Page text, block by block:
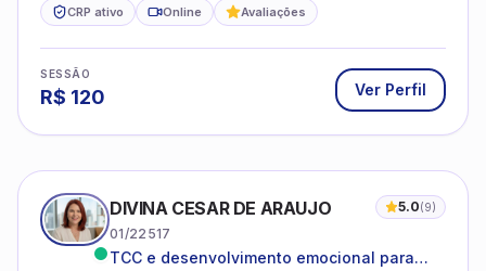
CRP ativo Online Avaliações
SESSÃO
R$ 120 Ver Perfil
DIVINA CESAR DE ARAUJO 5.0(9)
01/22517
TCC e desenvolvimento emocional para